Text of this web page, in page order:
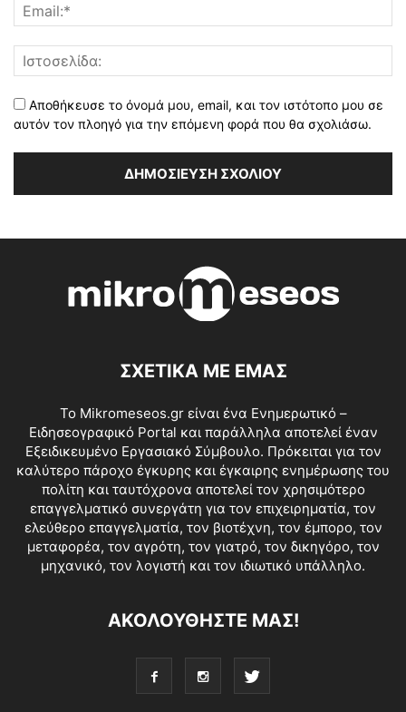
Αποθήκευσε το όνομά μου, email, και τον ιστότοπο μου σε
αυτόν τον πλοηγό για την επόμενη φορά που θα σχολιάσω.
ΣΧΕΤΙΚΑ ΜΕ ΕΜΑΣ
Το Mikromeseos.gr είναι ένα Ενημερωτικό –
Ειδησεογραφικό Portal και παράλληλα αποτελεί έναν
Εξειδικευμένο Εργασιακό Σύμβουλο. Πρόκειται για τον
καλύτερο πάροχο έγκυρης και έγκαιρης ενημέρωσης του
πολίτη και ταυτόχρονα αποτελεί τον χρησιμότερο
επαγγελματικό συνεργάτη για τον επιχειρηματία, τον
ελεύθερο επαγγελματία, τον βιοτέχνη, τον έμπορο, τον
μεταφορέα, τον αγρότη, τον γιατρό, τον δικηγόρο, τον
μηχανικό, τον λογιστή και τον ιδιωτικό υπάλληλο.
ΑΚΟΛΟΥΘΗΣΤΕ ΜΑΣ!